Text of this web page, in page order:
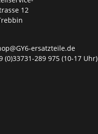
12
ersatzteile.de
(0)33731-289 975 (10-17 Uhr)